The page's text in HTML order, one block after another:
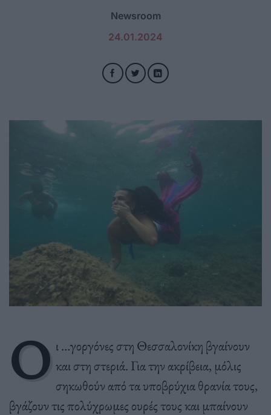
Newsroom
24.01.2024
Ο ι …γοργόνες στη Θεσσαλονίκη βγαίνουν
και στη στεριά. Για την ακρίβεια, μόλις
σηκωθούν από τα υποβρύχια θρανία τους,
βγάζουν τις πολύχρωμες ουρές τους και μπαίνουν